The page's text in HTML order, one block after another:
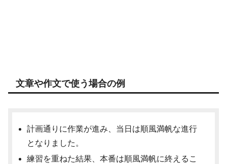
文章や作文で使う場合の例
計画通りに作業が進み、当日は順風満帆な進行
となりました。
練習を重ねた結果、本番は順風満帆に終えるこ